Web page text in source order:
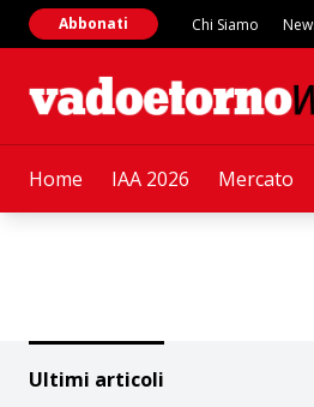
Home IAA 2026 Mercato
Abbonati Chi Siamo
Ultimi articoli